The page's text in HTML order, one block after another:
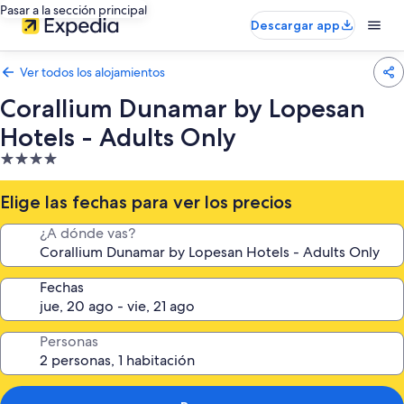
Pasar a la sección principal
Descargar app
Ver todos los alojamientos
Corallium Dunamar by Lopesan
Hotels - Adults Only
Alojamiento
de
4.0 estrellas
Elige las fechas para ver los precios
¿A dónde vas?
Fechas
Personas